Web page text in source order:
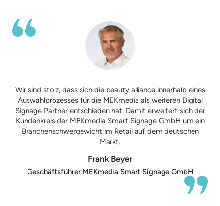
Wir sind stolz, dass sich die beauty alliance innerhalb eines
Auswahlprozesses für die MEKmedia als weiteren Digital
Signage Partner entschieden hat. Damit erweitert sich der
Kundenkreis der MEKmedia Smart Signage GmbH um ein
Branchenschwergewicht im Retail auf dem deutschen
Markt.
Frank Beyer
Geschäftsführer MEKmedia Smart Signage GmbH